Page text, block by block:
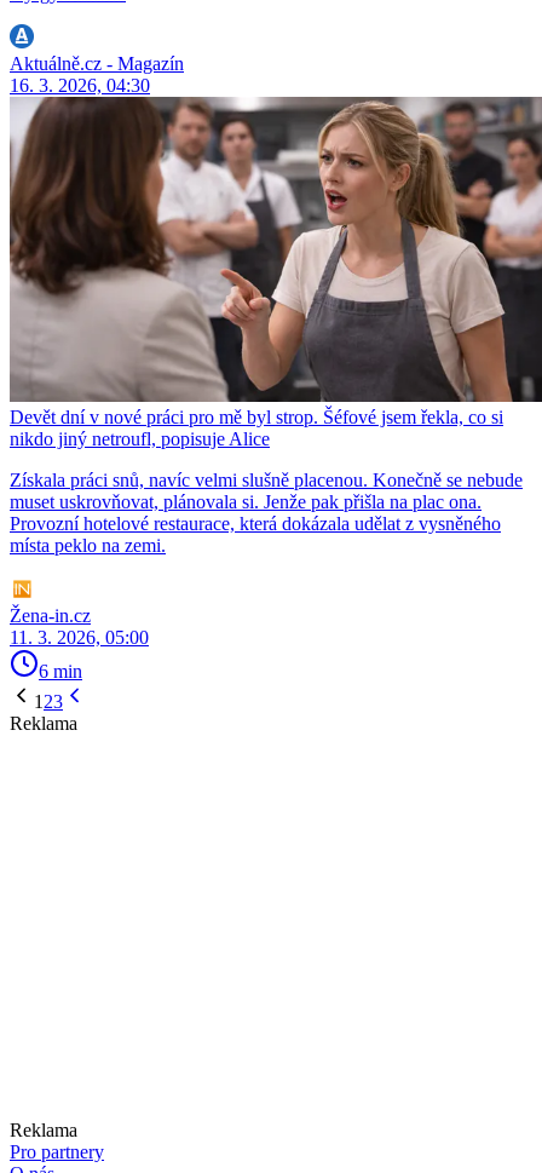
Aktuálně.cz - Magazín
16. 3. 2026, 04:30
Devět dní v nové práci pro mě byl strop. Šéfové jsem řekla, co si
nikdo jiný netroufl, popisuje Alice
Získala práci snů, navíc velmi slušně placenou. Konečně se nebude
muset uskrovňovat, plánovala si. Jenže pak přišla na plac ona.
Provozní hotelové restaurace, která dokázala udělat z vysněného
místa peklo na zemi.
Žena-in.cz
11. 3. 2026, 05:00
6 min
1 23
Reklama
Reklama
Pro partnery